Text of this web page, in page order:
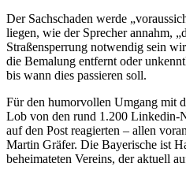
Der Sachschaden werde
liegen, wie der Sprecher annahm,
Straßensperrung notwendig sein
die Bemalung entfernt oder
bis wann dies passieren soll.
Für den humorvollen Umgang mit
Lob von den rund 1.200 Linkedin-
auf den Post reagierten – allen
Martin Gräfer. Die Bayerische ist
beheimateten Vereins, der aktuell